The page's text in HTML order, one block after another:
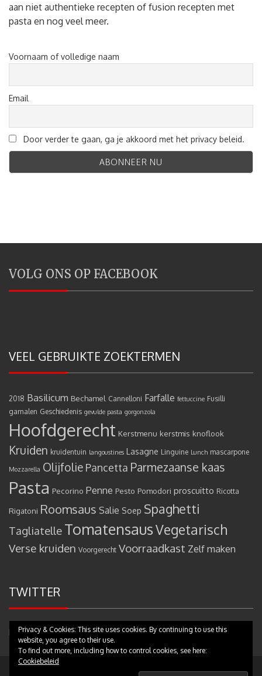
aan niet authentieke recepten of fusion recepten met
pasta en nog veel meer.
Voornaam of volledige naam
Email
Door verder te gaan, ga je akkoord met het privacy beleid.
VOLG ONS OP FACEBOOK
VEEL GEBRUIKTE ZOEKTERMEN
2018 Basilicum Bechamel Cannelloni Farfalle fettuccine Fusilli
garnalen Geschiedenis gevulde pasta gorgonzola
Hoofdgerecht Kerstmenu kerstmis knoflook
Kruiden kruidentuin langoustines Lasagne Linguine Lunch mascarpone
Mozzarella Olijfolie Pancetta Parmezaanse kaas
Pasta Pecorino Penne Pesto Pomodori proscuitto Ricotta
Rigatoni Roomsaus Salie Soep Spaghetti
Tagliatelle TomatensausVegetarisch
Verse kruiden Voorgerecht Voorraadkast Zelf maken
TWITTER
Mijn tweets
Privacy & Cookies: This site uses cookies. By continuing to use this
website, you agree to their use.
To find out more, including how to control cookies, see here:
Cookiebeleid